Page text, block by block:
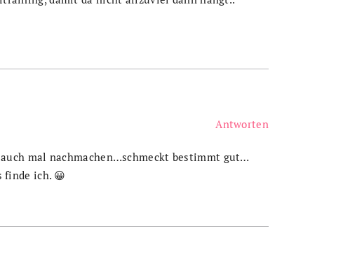
mal nachmachen…schmeckt bestimmt gut…
finde ich. 😀
Antworten